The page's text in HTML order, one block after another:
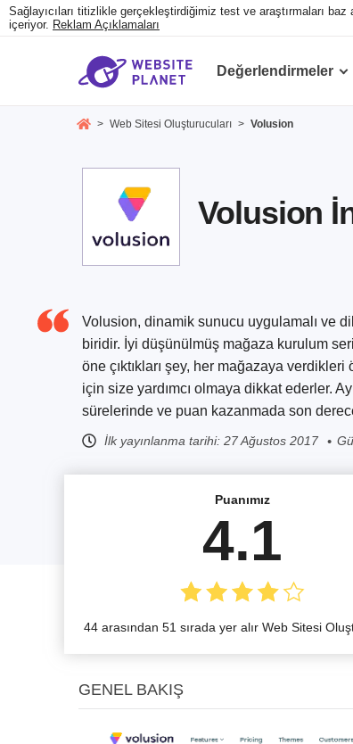
Sağlayıcıları titizlikle gerçekleştirdiğimiz test ve araştırmaları baz
içeriyor. Reklam Açıklamaları
Değerlendirmeler
> Web Sitesi Oluşturucuları > Volusion
Volusion
Volusion, dinamik sunucu uygulamalı ve
biridir. İyi düşünülmüş mağaza kurulum
öne çıktıkları şey, her mağazaya
için size yardımcı olmaya dikkat ederler.
sürelerinde ve puan kazanmada son
İlk yayınlanma tarihi: 27 Ağustos 2017
Puanımız
4.1
44 arasından 51 sırada yer alır Web Sitesi
GENEL BAKIŞ